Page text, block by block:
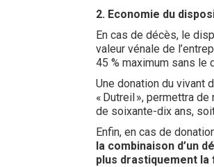
2. Economie du
En cas de décès, le
valeur vénale de
45 % maximum sans le
Une donation du vivant
« Dutreil », permettra
de soixante-dix ans,
Enfin, en cas de
la combinaison d’un
plus drastiquement